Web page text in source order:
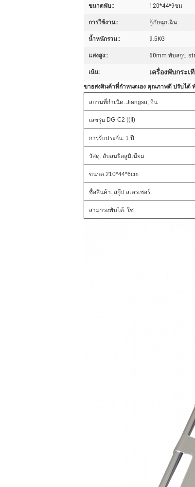
ขนาดพับ:: 120*44*9ซม
การใช้งาน:: กู้ภัยฉุกเฉิน
น้ำหนักรวม:: 9.5KG
แสงสูง:: 60mm พับสกูป
เน้น: เครื่องพับกระ
ขายส่งสินค้าที่กําหนดเอง คุณภาพดี ปรับได้
สถานที่กําเนิด: Jiangsu, จีน
เลขรุ่น:DG-C2 ((II)
การรับประกัน: 1 ปี
วัสดุ: สับสนธิอลูมิเนียม
ขนาด:210*44*6cm
ชื่อสินค้า: สกู๊ป สเตรเชอร์
สามารถพับได้: ใช่